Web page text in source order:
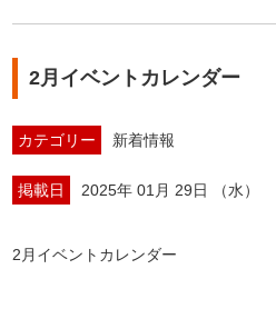
2月イベントカレンダー
カテゴリー 新着情報
掲載日 2025年 01月 29日 （水）
2月イベントカレンダー